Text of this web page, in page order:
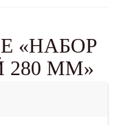
«НАБОР
ММ»